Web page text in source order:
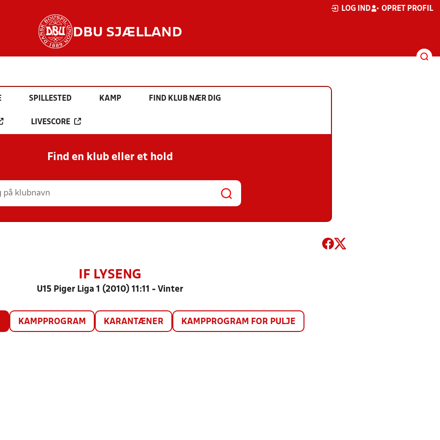
LOG IND OPRET PROFIL
DBU SJÆLLAND
SPILLESTED KAMP FIND KLUB NÆR DIG
LIVESCORE
Find en klub eller et hold
IF LYSENG
U15 Piger Liga 1 (2010) 11:11 - Vinter
KAMPPROGRAM KARANTÆNER KAMPPROGRAM FOR PULJE